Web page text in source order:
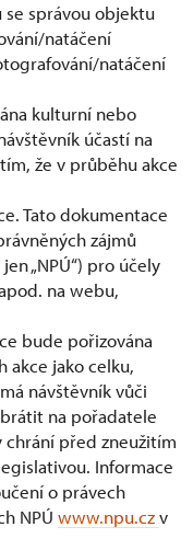
správou objektu
natáčení
natáčení
kulturní nebo
účastí na
že v průběhu akce
Tato dokumentace
zájmů
„NPÚ“) pro účely
na webu,
bude pořizována
akce jako celku,
návštěvník vůči
na pořadatele
chrání před zneužitím
Informace
o právech
NPÚ www.npu.czv